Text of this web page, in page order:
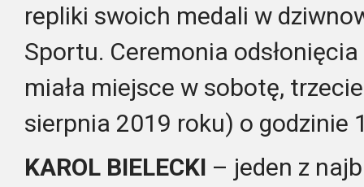
repliki swoich medali w
Sportu. Ceremonia
miała miejsce w sobotę,
sierpnia 2019 roku) o godzinie
KAROL BIELECKI – jeden z